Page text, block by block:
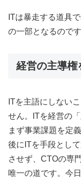
ITは暴走する道具
の一部となるのです
経営の主導権
ITを主語にしない
せん。ITを経営の
まず事業課題を定
後にITを手段とし
させず、CTOの専
唯一の道です。今